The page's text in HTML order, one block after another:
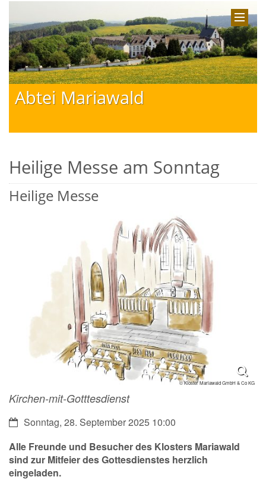
Abtei Mariawald
Heilige Messe am Sonntag
Heilige Messe
© Kloster Mariawald GmbH & Co KG
Kirchen-mit-Gotttesdienst
Datum:Sonntag, 28. September 2025 10:00
Alle Freunde und Besucher des Klosters Mariawald
sind zur Mitfeier des Gottesdienstes herzlich
eingeladen.